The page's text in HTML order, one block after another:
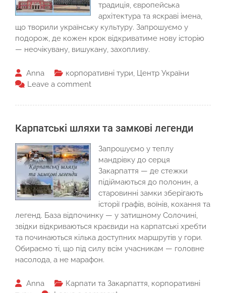
традиція, європейська
архітектура та яскраві імена,
що творили українську культуру. Запрошуємо у
подорож, де кожен крок відкриватиме нову історію
— неочікувану, вишукану, захопливу.
Anna корпоративні тури, Центр України
Leave a comment
Карпатські шляхи та замкові легенди
Запрошуємо у теплу
мандрівку до серця
Закарпаття — де стежки
підіймаються до полонин, а
старовинні замки зберігають
історії графів, воїнів, кохання та
легенд. База відпочинку — у затишному Солочині,
звідки відкриваються краєвиди на карпатські хребти
та починаються кілька доступних маршрутів у гори.
Обираємо ті, що під силу всім учасникам — головне
насолода, а не марафон.
Anna Карпати та Закарпаття, корпоративні